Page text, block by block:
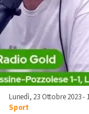
Lunedì, 23 Ottobre 2023 -
Sport